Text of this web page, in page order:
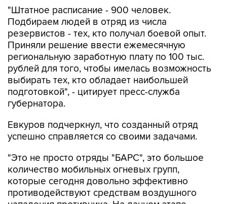
"Штатное расписание - 900 человек.
Подбираем людей в отряд из числа
резервистов - тех, кто получал боевой опыт.
Приняли решение ввести ежемесячную
региональную заработную плату по 100 тыс.
рублей для того, чтобы имелась возможность
выбирать тех, кто обладает наибольшей
подготовкой", - цитирует пресс-служба
губернатора.
Евкуров подчеркнул, что созданный отряд
успешно справляется со своими задачами.
"Это не просто отряды "БАРС", это большое
количество мобильных огневых групп,
которые сегодня довольно эффективно
противодействуют средствам воздушного